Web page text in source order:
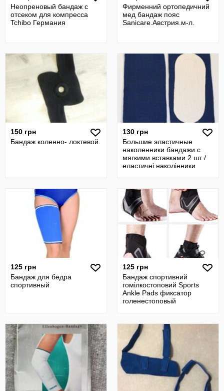
Неопреновый бандаж с
отсеком для компресса
Tchibo Германия
Фирменний ортопедичний
мед бандаж пояс
Sanicare.Австрия.м-л.
150 грн
Бандаж коленно- локтевой.
130 грн
Большие эластичные
наколенники бандажи c
мягкими вставками 2 шт /
еластичні наколінники
125 грн
Бандаж для бедра
спортивный
125 грн
Бандаж спортивний
гомілкостоповий Sports
Ankle Pads фиксатор
голенестоповый